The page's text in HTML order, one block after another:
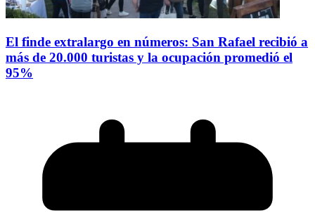
El finde extralargo en números: San Rafael recibió a
más de 20.000 turistas y la ocupación promedió el
95%